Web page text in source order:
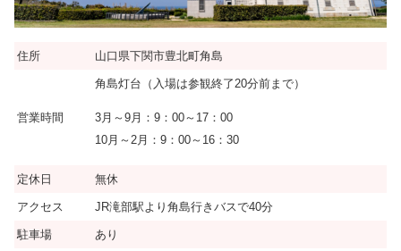
住所 山口県下関市豊北町角島
営業時間
角島灯台（入場は参観終了20分前まで）
3月～9月：9：00～17：00
10月～2月：9：00～16：30
定休日 無休
アクセス JR滝部駅より角島行きバスで40分
駐車場 あり